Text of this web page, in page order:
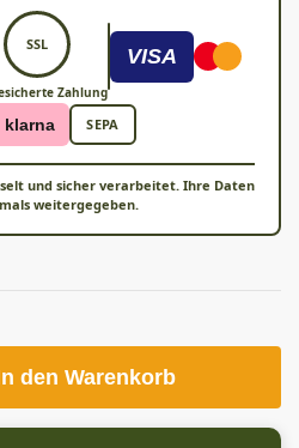
SSL
Zahlung
VISA
klarna SEPA
und sicher verarbeitet. Ihre Daten
weitergegeben.
den Warenkorb